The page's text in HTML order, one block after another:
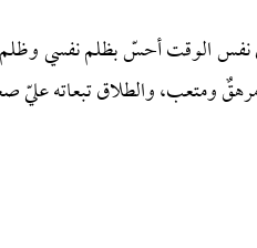
الوقت أحسّ بظلم نفسي وظلم
ومتعب، والطلاق تبعاته عليّ